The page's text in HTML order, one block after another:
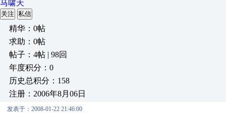
马啸天
关注 私信
精华：0帖
求助：0帖
帖子：4帖 | 98回
年度积分：0
历史总积分：158
注册：2006年8月06日
发表于：2008-01-22 21:46:00